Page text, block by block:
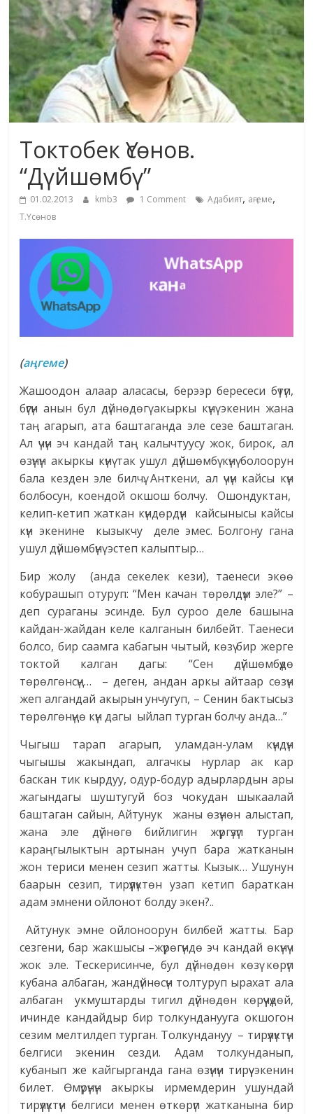
жана
адабияты
Токтобек Үсөнов.
“Дүйшөмбү”
01.02.2013 kmb3 1 Comment Адабият, аңгеме,
Т.Үсөнов
(аңгеме)
Жашоодон алаар аласасы, берээр бересеси бүтүп,
бүгүн анын бул дүйнөдөгү акыркы күнү экенин жана
таң агарып, ата баштаганда эле сезе баштаган.
Ал үчүн эч кандай таң калычтуусу жок, бирок, ал
өзүнүн акыркы күнү так ушул дүйшөмбү күнү болоорун
бала кезден эле билчү. Анткени, ал үчүн кайсы күн
болбосун, коендой окшош болчу. Ошондуктан,
келип-кетип жаткан күндөрдүн кайсынысы кайсы
күн экенине кызыкчу деле эмес. Болгону гана
ушул дүйшөмбүнү эстеп калыптыр…
Бир жолу (анда секелек кези), таенеси экөө
кобурашып отуруп: “Мен качан төрөлдүм эле?” –
деп сураганы эсинде. Бул суроо деле башына
кайдан-жайдан келе калганын билбейт. Таенеси
болсо, бир саамга кабагын чытый, көзү бир жерге
токтой калган дагы: “Сен дүйшөмбүдө
төрөлгөнсүң… – деген, андан аркы айтаар сөзүн
жеп алгандай акырын унчугуп, – Сенин бактысыз
төрөлгөнүңө күн дагы ыйлап турган болчу анда…”
Чыгыш тарап агарып, уламдан-улам күндүн
чыгышы жакындап, алгачкы нурлар ак кар
баскан тик кырдуу, одур-бодур адырлардын ары
жагындагы шуштугуй боз чокудан шыкаалай
баштаган сайын, Айтунук жаны өзүнөн алыстап,
жана эле дүйнөгө бийлигин жүргүзүп турган
караңгылыктын артынан учуп бара жатканын
жон териси менен сезип жатты. Кызык… Ушунун
баарын сезип, тирүүлүктөн узап кетип бараткан
адам эмнени ойлонот болду экен?..
Айтунук эмне ойлоноорун билбей жатты. Бар
сезгени, бар жакшысы –жүрөгүндө эч кандай өкүнүч
жок эле. Тескерисинче, бул дүйнөдөн көзү көрүп
кубана албаган, жандүйнөсүн толтуруп ырахат ала
албаган укмуштарды тигил дүйнөдөн көрүүчүдөй,
ичинде кандайдыр бир толкунданууга окшогон
сезим мелтилдеп турган. Толкундануу – тирүүлүктүн
белгиси экенин сезди. Адам толкунданып,
кубанып же кайгырганда гана өзүнүн тирүү экенин
билет. Өмүрүнүн акыркы ирмемдерин ушундай
тирүүлүктүн белгиси менен өткөрүп жатканына бир